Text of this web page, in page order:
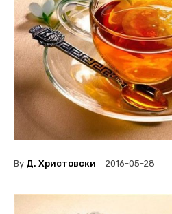
By Д. Христовски 2016-05-28